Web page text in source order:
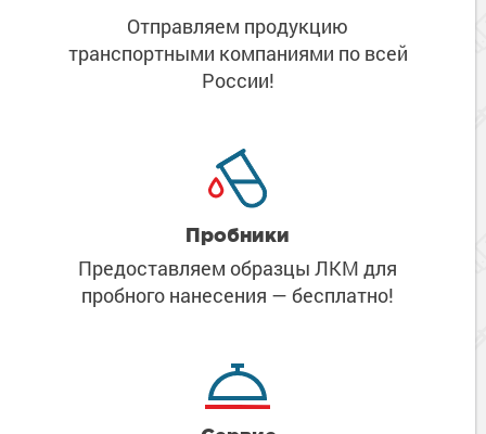
Отправляем продукцию
транспортными компаниями по всей
России!
Пробники
Предоставляем образцы ЛКМ для
пробного нанесения — бесплатно!